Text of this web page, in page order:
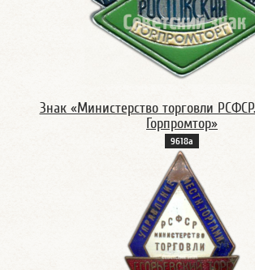
Знак «Министерство торговли
Горпромтор»
9618а